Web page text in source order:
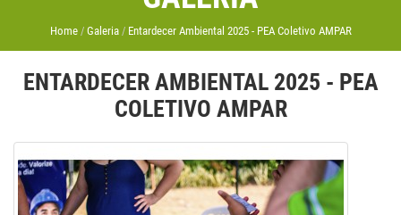
Home Galeria Entardecer Ambiental 2025 - PEA Coletivo AMPAR
ENTARDECER AMBIENTAL 2025 - PEA
COLETIVO AMPAR